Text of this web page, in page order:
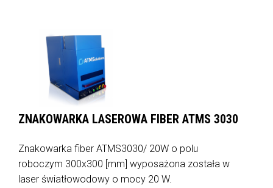
ZNAKOWARKA LASEROWA FIBER ATMS 3030
Znakowarka fiber ATMS3030/ 20W o polu
roboczym 300x300 [mm] wyposażona została w
laser światłowodowy o mocy 20 W.